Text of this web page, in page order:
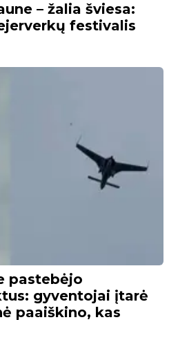
– žalia šviesa:
festivalis
pastebėjo
gyventojai įtarė
paaiškino, kas